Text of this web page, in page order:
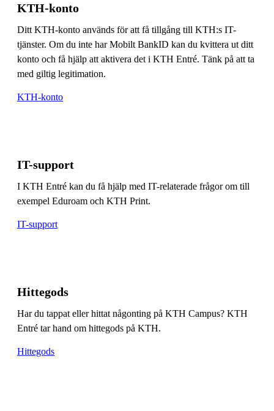
KTH-konto
Ditt KTH-konto används för att få tillgång till KTH:s IT-
tjänster. Om du inte har Mobilt BankID kan du kvittera ut ditt
konto och få hjälp att aktivera det i KTH Entré. Tänk på att ta
med giltig legitimation.
KTH-konto
IT-support
I KTH Entré kan du få hjälp med IT-relaterade frågor om till
exempel Eduroam och KTH Print.
IT-support
Hittegods
Har du tappat eller hittat någonting på KTH Campus? KTH
Entré tar hand om hittegods på KTH.
Hittegods